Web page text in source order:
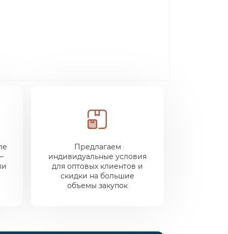
Предлагаем
индивидуальные условия
для оптовых клиентов и
скидки на большие
объемы закупок